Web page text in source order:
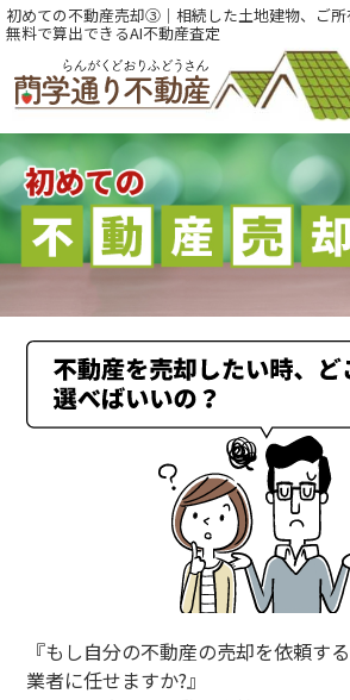
初めての不動産売却③｜相続した土地建物、ご
無料で算出できるAI不動産査定
『もし自分の不動産の売却を依頼す
業者に任せますか?』